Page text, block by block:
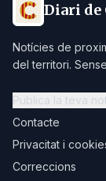
Diari de
Notícies de
del territori.
Publica la teva
Contacte
Privacitat i
Correccions